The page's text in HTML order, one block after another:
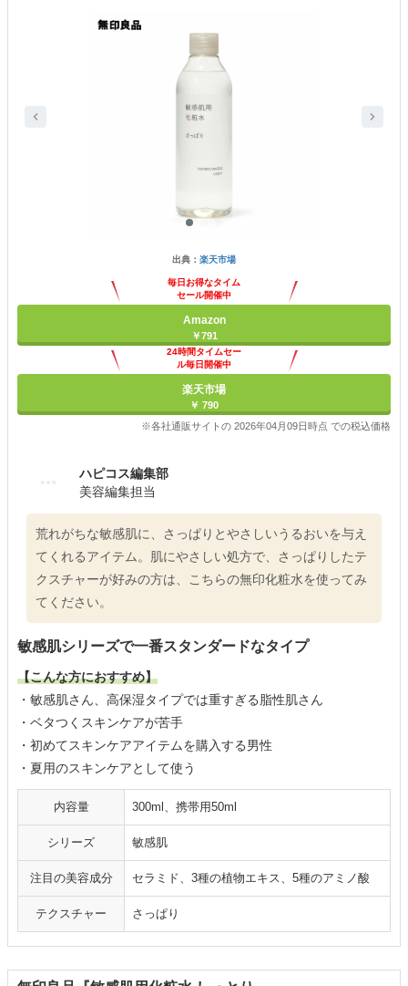
出典： 楽天市場
毎日お得なタイム
セール開催中
Amazon
￥791
24時間タイムセー
ル毎日開催中
楽天市場
￥ 790
※各社通販サイトの 2026年04月09日時点 での税込価格
ハピコス編集部
美容編集担当
荒れがちな敏感肌に、さっぱりとやさしいうるおいを与え
てくれるアイテム。肌にやさしい処方で、さっぱりしたテ
クスチャーが好みの方は、こちらの無印化粧水を使ってみ
てください。
敏感肌シリーズで一番スタンダードなタイプ
【こんな方におすすめ】
・敏感肌さん、高保湿タイプでは重すぎる脂性肌さん
・ベタつくスキンケアが苦手
・初めてスキンケアアイテムを購入する男性
・夏用のスキンケアとして使う
内容量 300ml、携帯用50ml
シリーズ 敏感肌
注目の美容成分 セラミド、3種の植物エキス、5種のアミノ酸
テクスチャー さっぱり